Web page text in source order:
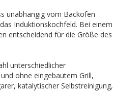
unabhängig vom Backofen
Induktionskochfeld. Bei einem
entscheidend für die Größe des
unterschiedlicher
ohne eingebautem Grill,
katalytischer Selbstreinigung,